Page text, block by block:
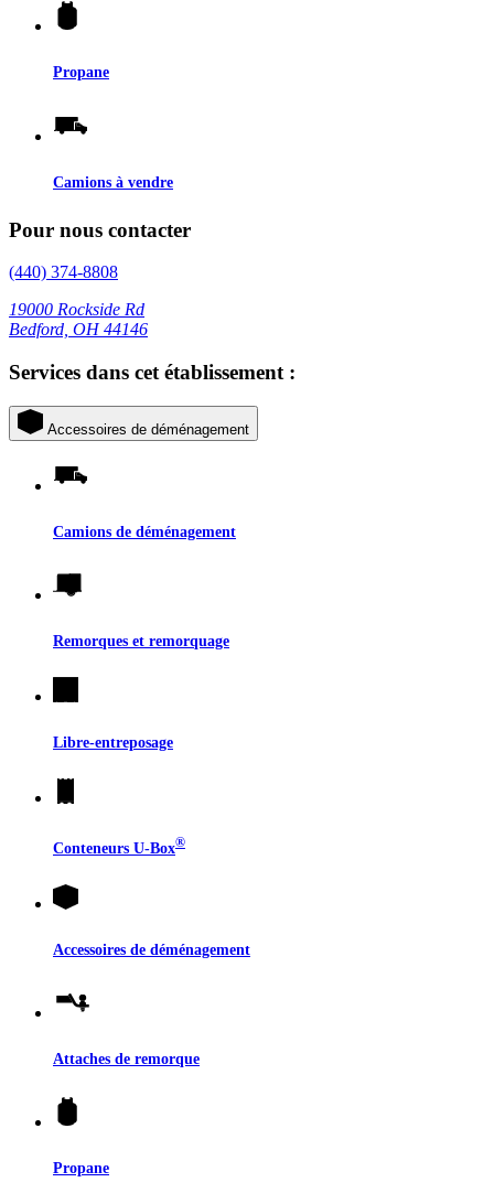
Propane
Camions à vendre
Pour nous contacter
(440) 374-8808
19000 Rockside Rd
Bedford, OH 44146
Services dans cet établissement :
Accessoires de déménagement
Camions de déménagement
Remorques et remorquage
Libre-entreposage
Conteneurs U-Box®
Accessoires de déménagement
Attaches de remorque
Propane